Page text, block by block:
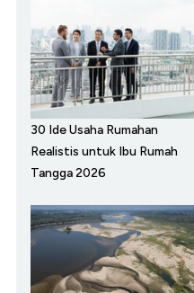
30 Ide Usaha Rumahan
Realistis untuk Ibu Rumah
Tangga 2026